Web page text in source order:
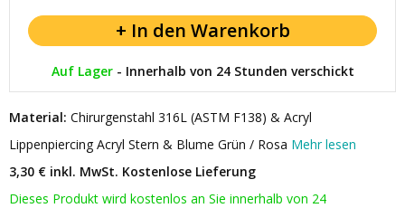
Auf Lager- Innerhalb von 24 Stunden verschickt
Material: Chirurgenstahl 316L (ASTM F138) & Acryl
Lippenpiercing Acryl Stern & Blume Grün / Rosa Mehr lesen
3,30 € inkl. MwSt. Kostenlose Lieferung
Dieses Produkt wird kostenlos an Sie innerhalb von 24